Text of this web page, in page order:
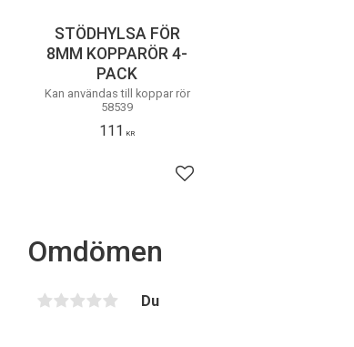
Omdömen
Du
STÖDHYLSA FÖR
8MM KOPPARÖR 4-
PACK
Kan användas till koppar rör
58539
111 KR
Lägg till i favoriter